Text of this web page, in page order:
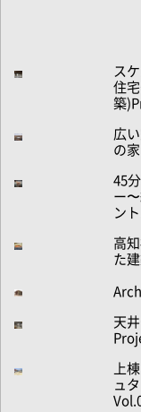
ス
住
築
広
の
45
ー
ン
高
た
天
上
ュ